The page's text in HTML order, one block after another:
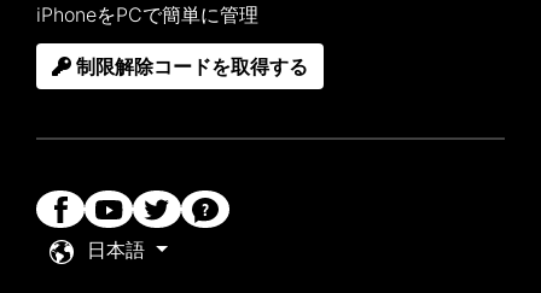
iPhoneをPCで簡単に管理
制限解除コードを取得する
日本語